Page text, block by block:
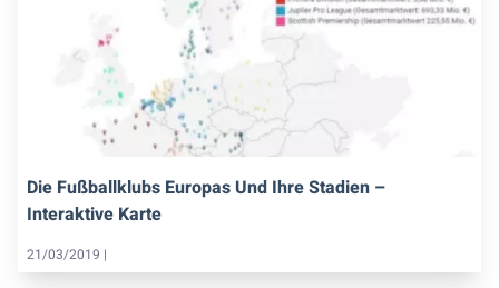
Die Fußballklubs Europas Und Ihre Stadien –
Interaktive Karte
21/03/2019 |